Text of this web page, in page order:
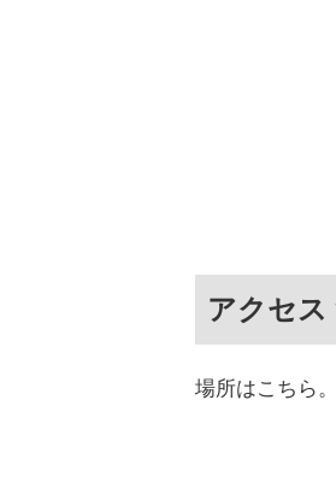
アクセス
場所はこちら